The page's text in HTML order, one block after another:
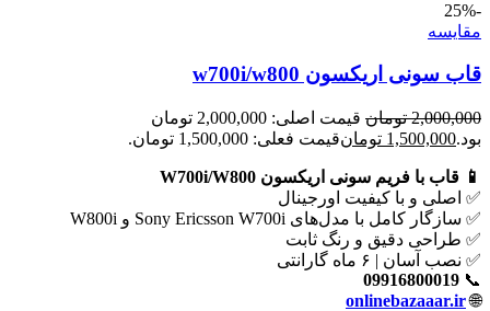
-25%
مقايسه
قاب سونی اریکسون w700i/w800
2,000,000 تومان
قیمت اصلی: 2,000,000 تومان
بود.1,500,000 تومانقیمت فعلی: 1,500,000 تومان.
📱 قاب با فریم سونی اریکسون W700i/W800
✅ اصلی و با کیفیت اورجینال
✅ سازگار کامل با مدل‌های Sony Ericsson W700i و W800i
✅ طراحی دقیق و رنگ ثابت
✅ نصب آسان | ۶ ماه گارانتی
📞
09916800019
🌐
onlinebazaaar.ir